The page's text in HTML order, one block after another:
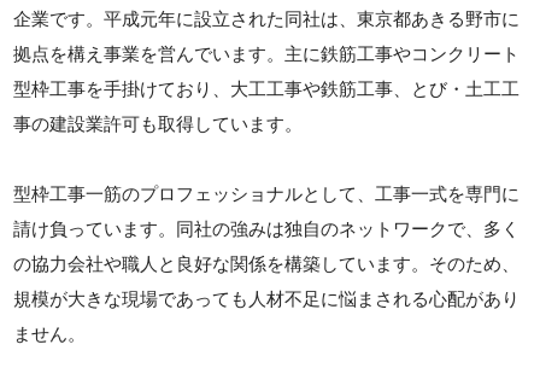
企業です。平成元年に設立された同社は、東京都あきる野市に
拠点を構え事業を営んでいます。主に鉄筋工事やコンクリート
型枠工事を手掛けており、大工工事や鉄筋工事、とび・土工工
事の建設業許可も取得しています。
型枠工事一筋のプロフェッショナルとして、工事一式を専門に
請け負っています。同社の強みは独自のネットワークで、多く
の協力会社や職人と良好な関係を構築しています。そのため、
規模が大きな現場であっても人材不足に悩まされる心配があり
ません。